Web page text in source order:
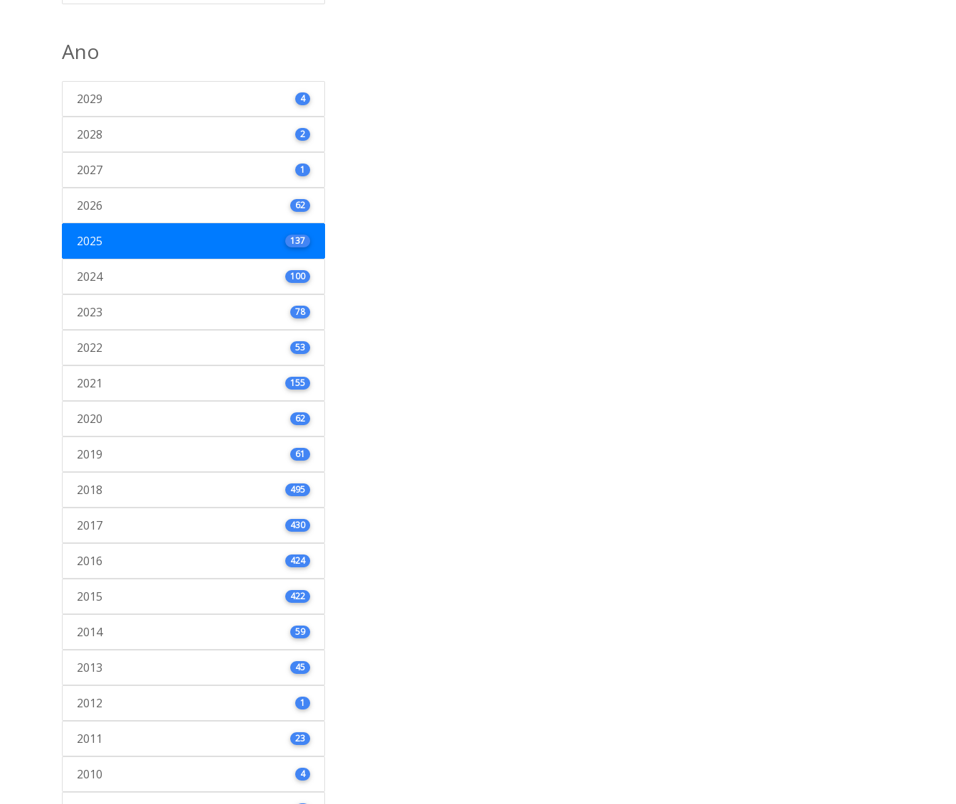
Ano
2029 4
2028 2
2027 1
2026 62
2025 137
2024 100
2023 78
2022 53
2021 155
2020 62
2019 61
2018 495
2017 430
2016 424
2015 422
2014 59
2013 45
2012 1
2011 23
2010 4